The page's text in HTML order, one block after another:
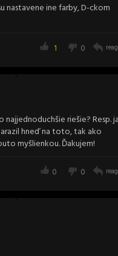
nastavene ine farby, D-ckom
0
1
riešie? Resp.
hneď na toto, tak ako
myšlienkou. Ďakujem!
0
0